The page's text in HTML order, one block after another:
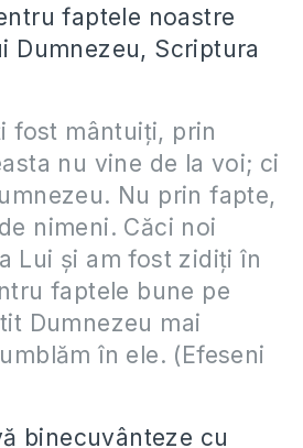
faptele noastre
Dumnezeu, Scriptura
fost mântuiţi, prin
nu vine de la voi; ci
Nu prin fapte,
nimeni. Căci noi
Lui şi am fost zidiţi în
faptele bune pe
Dumnezeu mai
în ele. (Efeseni
binecuvânteze cu